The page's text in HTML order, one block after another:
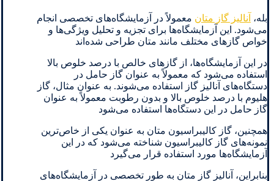
بله، آنالیز گاز متان معمولاً در آزمایشگاه‌های تخصصی انجام
می‌شود. این آزمایشگاه‌ها برای تجزیه و تحلیل ویژگی‌ها و
خواص گازهای مختلف مانند متان طراحی شده‌اند
در این آزمایشگاه‌ها، از گازهای خالص با درصد خلوص بالا
استفاده می‌شود که معمولاً به عنوان گاز حامل در
دستگاه‌های آنالیز گاز استفاده می‌شوند. به عنوان مثال، گاز
هلیوم با درصد خلوص بالا و بدون رطوبت معمولاً به عنوان
گاز حامل در این دستگاه‌ها استفاده می‌شود
همچنین، گاز کالیبراسیون متان به عنوان یکی از خاص‌ترین
نمونه‌های گاز کالیبراسیون شناخته می‌شود که در این
آزمایشگاه‌ها مورد استفاده قرار می‌گیرد
بنابراین، آنالیز گاز متان به طور تخصصی در آزمایشگاه‌های